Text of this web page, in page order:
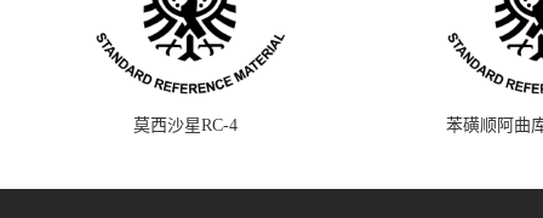
莫西沙星RC-4 苯磺顺阿曲